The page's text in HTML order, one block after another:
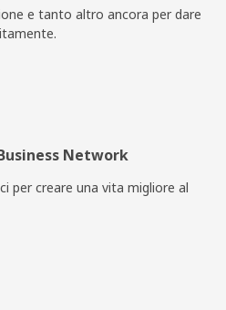
e tanto altro ancora per dare
Network
per creare una vita migliore al